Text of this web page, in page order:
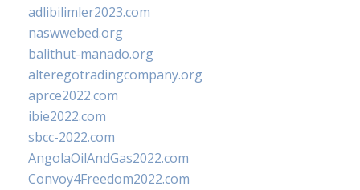
adlibilimler2023.com
naswwebed.org
balithut-manado.org
alteregotradingcompany.org
aprce2022.com
ibie2022.com
sbcc-2022.com
AngolaOilAndGas2022.com
Convoy4Freedom2022.com